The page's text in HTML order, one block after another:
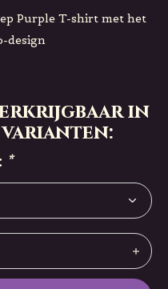
Purple T-shirt met het
design
in
*